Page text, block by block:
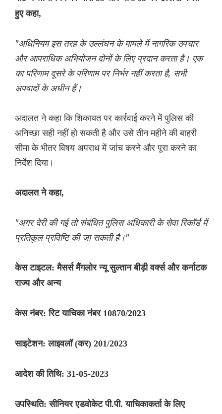
हुए कहा,
"अधिनियम इस तरह के उल्लंघन के मामले में नागरिक उपचार
और आपराधिक अभियोजन दोनों के लिए प्रदान करता है। एक
का परिणाम दूसरे के परिणाम पर निर्भर नहीं करता है, सभी
अपवादों के अधीन हैं।
अदालत ने कहा कि शिकायत पर कार्रवाई करने में पुलिस की
अनिच्छा सही नहीं हो सकती है और उसे तीन महीने की बाहरी
सीमा के भीतर विषय अपराध में जांच करने और पूरा करने का
निर्देश दिया।
अदालत ने कहा,
"अगर देरी की गई तो संबंधित पुलिस अधिकारी के सेवा रिकॉर्ड में
प्रतिकूल प्रविष्टि की जा सकती है।"
केस टाइटल: मैसर्स मैंगलोर न्यू सुल्तान बीड़ी वर्क्स और कर्नाटक
राज्य और अन्य
केस नंबर: रिट याचिका नंबर 10870/2023
साइटेशन: लाइवलॉ (कर) 201/2023
आदेश की तिथि: 31-05-2023
उपस्थिति: सीनियर एडवोकेट पी.पी. याचिकाकर्ता के लिए